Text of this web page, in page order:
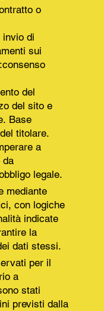
o
invio di
sui
del
del sito e
Base
titolare.
a
da
legale.
mediante
con logiche
indicate
la
dati stessi.
per il
a
stati
previsti dalla